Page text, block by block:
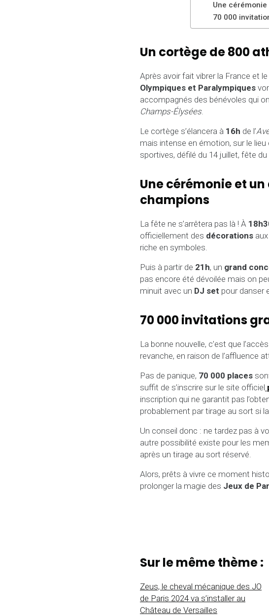
Une
70 000
Un cortège de 800
Après avoir fait vibrer la France et
Olympiques et Paralympiques
accompagnés des bénévoles qui
Champs-Élysées.
Le cortège s’élancera à 16h de l’
mais intense en émotion, sur le
sportives, défilé du 14 juillet, fête
Une cérémonie et
champions
La fête ne s’arrêtera pas là ! À
officiellement des décorations
riche en symboles.
Puis à partir de 21h, un grand
pas encore été dévoilée mais on
minuit avec un DJ set pour danser
70 000 invitations
La bonne nouvelle, c’est que
revanche, en raison de l’affluence
Pas de panique, 70 000 places
suffit de s’inscrire sur le site officiel
inscription qui ne garantit pas
probablement par tirage au sort si
Un conseil donc : ne tardez pas à
autre possibilité existe pour les
après un tirage au sort réservé.
Alors, prêts à vivre ce moment
prolonger la magie des Jeux de
Sur le même thème :
Zeus, le cheval mécanique des JO
de Paris 2024 va s’installer au
Château de Versailles